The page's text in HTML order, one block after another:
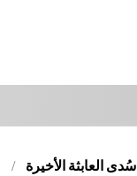
سُدى العابثة الأخيرة